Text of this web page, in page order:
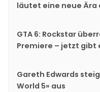
läutet eine neue Ära
GTA 6: Rockstar
Premiere – jetzt gibt
Gareth Edwards
World 5» aus